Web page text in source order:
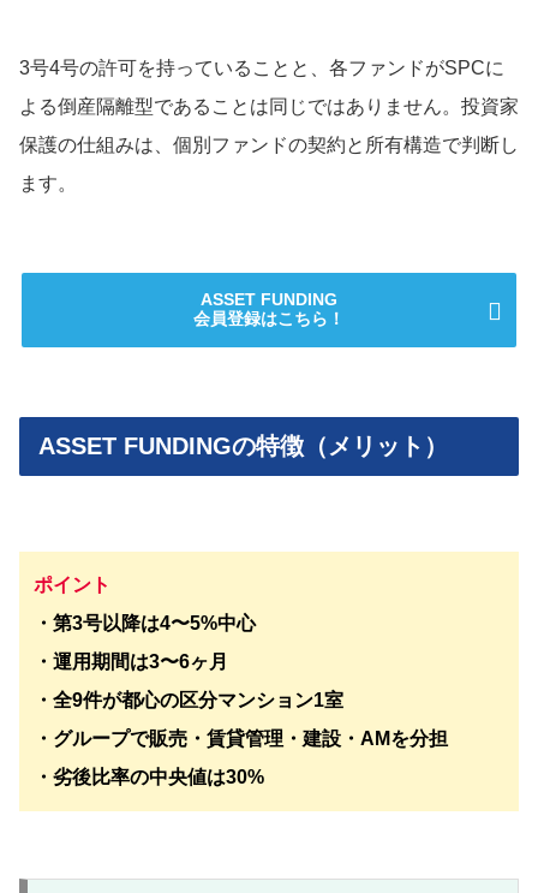
3号4号の許可を持っていることと、各ファンドがSPCに
よる倒産隔離型であることは同じではありません。投資家
保護の仕組みは、個別ファンドの契約と所有構造で判断し
ます。
ASSET FUNDING
会員登録はこちら！
ASSET FUNDINGの特徴（メリット）
ポイント
・第3号以降は4〜5%中心
・運用期間は3〜6ヶ月
・全9件が都心の区分マンション1室
・グループで販売・賃貸管理・建設・AMを分担
・劣後比率の中央値は30%